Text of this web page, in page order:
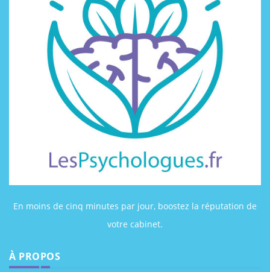
En moins de cinq minutes par jour, boostez la réputation de
votre cabinet.
À PROPOS